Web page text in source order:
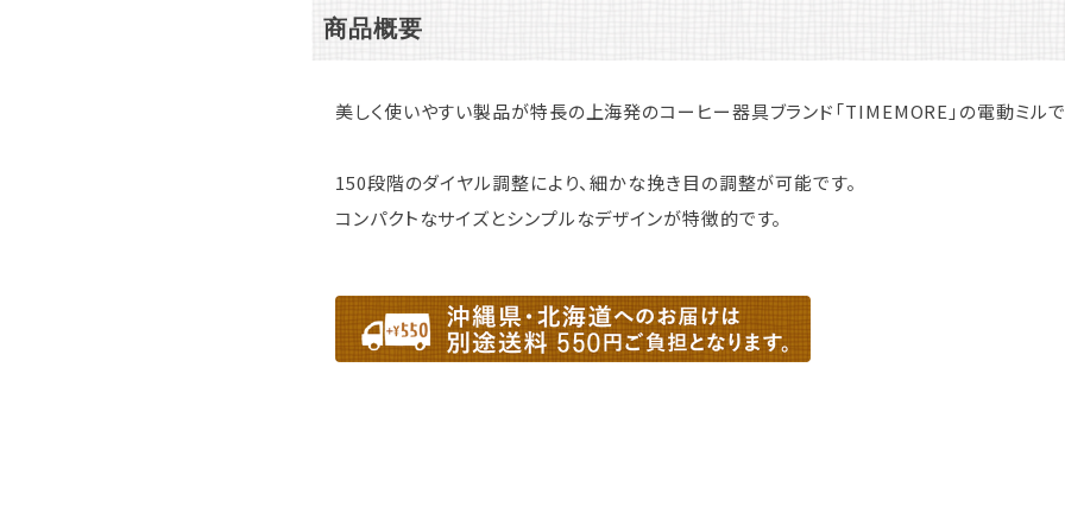
商品概要
美しく使いやすい製品が特長の上海発のコーヒー器具ブランド「TIMEMORE」の電動ミルで
150段階のダイヤル調整により、細かな挽き目の調整が可能です。
コンパクトなサイズとシンプルなデザインが特徴的です。